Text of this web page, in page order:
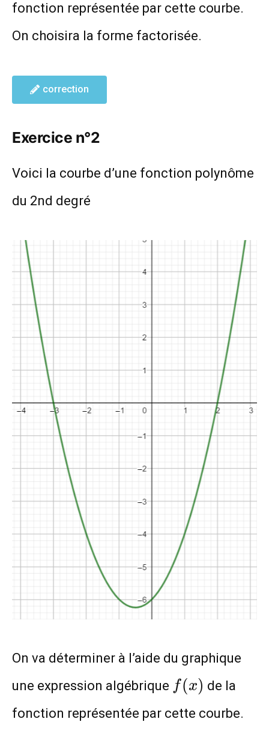
fonction représentée par cette courbe.
On choisira la forme factorisée.
correction
Exercice n°2
Voici la courbe d’une fonction polynôme
du 2nd degré
On va déterminer à l’aide du graphique
une expression algébrique f(x)
f (x) de la
fonction représentée par cette courbe.